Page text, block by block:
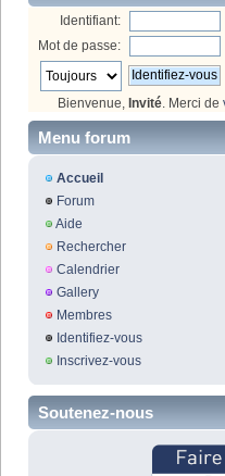
Identifiant:
Mot de passe:
Bienvenue, Invité . Merci de
Menu forum
Accueil
Forum
Aide
Rechercher
Calendrier
Gallery
Membres
Identifiez-vous
Inscrivez-vous
Soutenez-nous